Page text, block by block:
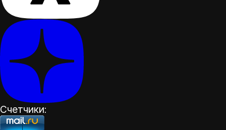
Счетчики: